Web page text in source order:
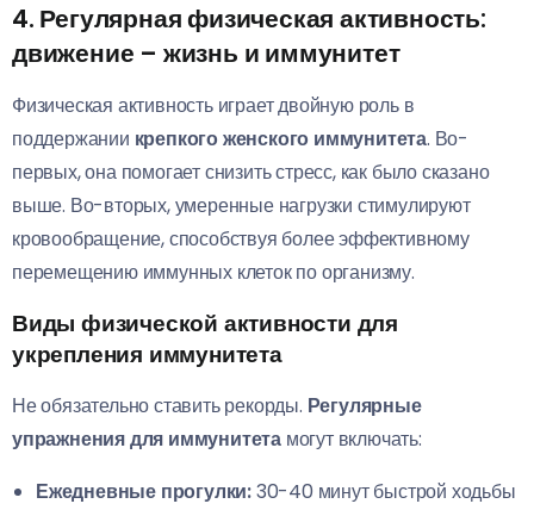
4. Регулярная физическая активность:
движение – жизнь и иммунитет
Физическая активность играет двойную роль в
поддержании крепкого женского иммунитета. Во-
первых, она помогает снизить стресс, как было сказано
выше. Во-вторых, умеренные нагрузки стимулируют
кровообращение, способствуя более эффективному
перемещению иммунных клеток по организму.
Виды физической активности для
укрепления иммунитета
Не обязательно ставить рекорды. Регулярные
упражнения для иммунитета могут включать:
Ежедневные прогулки:30-40 минут быстрой ходьбы